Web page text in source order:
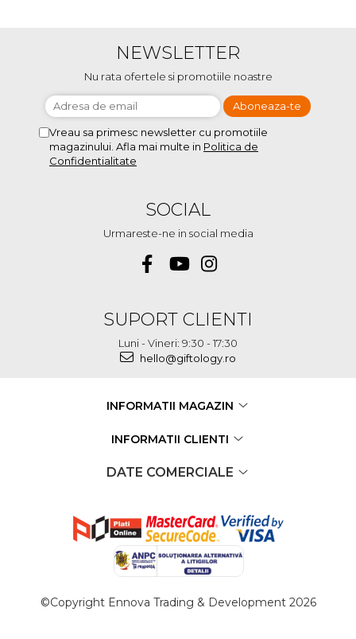
NEWSLETTER
Nu rata ofertele si promotiile noastre
Vreau sa primesc newsletter cu promotiile
magazinului. Afla mai multe in Politica de
Confidentialitate
SOCIAL
Urmareste-ne in social media
SUPORT CLIENTI
Luni - Vineri: 9:30 - 17:30
hello@giftology.ro
INFORMATII MAGAZIN
INFORMATII CLIENTI
DATE COMERCIALE
©Copyright Ennova Trading & Development 2026